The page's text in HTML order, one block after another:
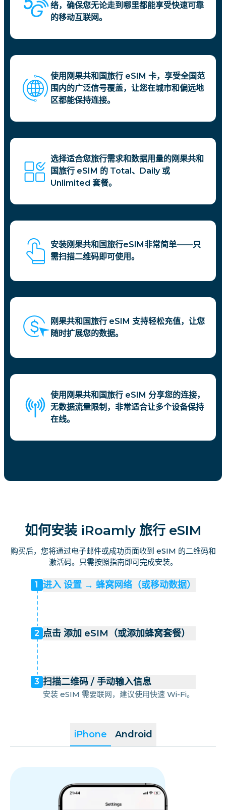
络，确保您无论走到哪里都能享受快速可靠
的移动互联网。
使用刚果共和国旅行 eSIM 卡，享受全国范
围内的广泛信号覆盖，让您在城市和偏远地
区都能保持连接。
选择适合您旅行需求和数据用量的刚果共和
国旅行 eSIM 的 Total、Daily 或
Unlimited 套餐。
安装刚果共和国旅行eSIM非常简单——只
需扫描二维码即可使用。
刚果共和国旅行 eSIM 支持轻松充值，让您
随时扩展您的数据。
使用刚果共和国旅行 eSIM 分享您的连接，
无数据流量限制，非常适合让多个设备保持
在线。
如何安装 iRoamly 旅行 eSIM
购买后，您将通过电子邮件或成功页面收到 eSIM 的二维码和
激活码。只需按照指南即可完成安装。
iPhone Android
1 进入 设置 → 蜂窝网络（或移动数据）
2 点击 添加 eSIM（或添加蜂窝套餐）
3 扫描二维码 / 手动输入信息
安装 eSIM 需要联网，建议使用快速 Wi-Fi。